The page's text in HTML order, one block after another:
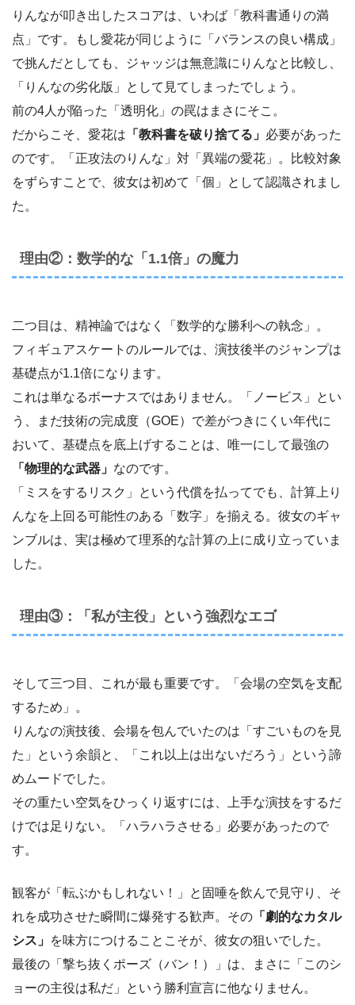
りんなが叩き出したスコアは、いわば「教科書通りの満
点」です。もし愛花が同じように「バランスの良い構成」
で挑んだとしても、ジャッジは無意識にりんなと比較し、
「りんなの劣化版」として見てしまったでしょう。
前の4人が陥った「透明化」の罠はまさにそこ。
だからこそ、愛花は 「教科書を破り捨てる」 必要があった
のです。「正攻法のりんな」対「異端の愛花」。比較対象
をずらすことで、彼女は初めて「個」として認識されまし
た。
理由②：数学的な「1.1倍」の魔力
二つ目は、精神論ではなく「数学的な勝利への執念」。
フィギュアスケートのルールでは、演技後半のジャンプは
基礎点が1.1倍になります。
これは単なるボーナスではありません。「ノービス」とい
う、まだ技術の完成度（GOE）で差がつきにくい年代に
おいて、基礎点を底上げすることは、唯一にして最強の
「物理的な武器」 なのです。
「ミスをするリスク」という代償を払ってでも、計算上り
んなを上回る可能性のある「数字」を揃える。彼女のギャ
ンブルは、実は極めて理系的な計算の上に成り立っていま
した。
理由③：「私が主役」という強烈なエゴ
そして三つ目、これが最も重要です。「会場の空気を支配
するため」。
りんなの演技後、会場を包んでいたのは「すごいものを見
た」という余韻と、「これ以上は出ないだろう」という諦
めムードでした。
その重たい空気をひっくり返すには、上手な演技をするだ
けでは足りない。「ハラハラさせる」必要があったので
す。
観客が「転ぶかもしれない！」と固唾を飲んで見守り、そ
れを成功させた瞬間に爆発する歓声。その 「劇的なカタル
シス」 を味方につけることこそが、彼女の狙いでした。
最後の「撃ち抜くポーズ（バン！）」は、まさに「このシ
ョーの主役は私だ」という勝利宣言に他なりません。